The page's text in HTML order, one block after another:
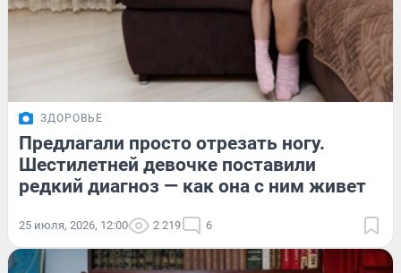
ЗДОРОВЬЕ
Предлагали просто отрезать ногу.
Шестилетней девочке поставили
редкий диагноз — как она с ним живет
25 июля, 2026, 12:00 2 219 6